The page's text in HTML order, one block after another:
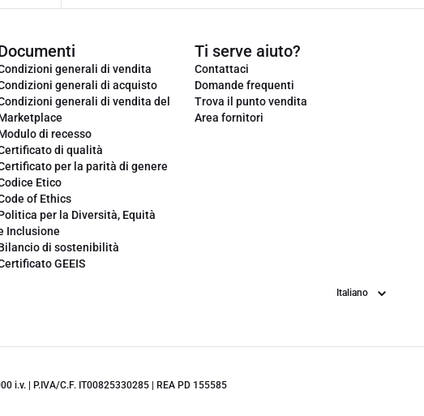
generali di vendita
generali di acquisto
generali di vendita del
di recesso
di qualità
per la parità di genere
Etico
of Ethics
per la Diversità, Equità
Inclusione
di sostenibilità
GEEIS
Ti serve aiuto?
Contattaci
Domande frequenti
Trova il punto vendita
Area fornitori
Lingua
i.v. | P.IVA/C.F. IT00825330285 | REA PD 155585